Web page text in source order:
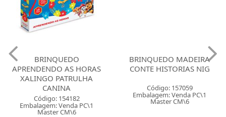
BRINQUEDO
APRENDENDO AS HORAS
XALINGO PATRULHA
CANINA
Código: 154182
Embalagem: Venda PC\1
Master CM\6
BRINQUEDO MADEIRA
CONTE HISTORIAS NIG
Código: 157059
Embalagem: Venda PC\1
Master CM\6